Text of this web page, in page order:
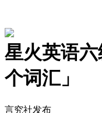
星火英语
个词汇」
言究社发布